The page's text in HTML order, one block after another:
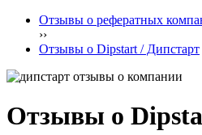
Отзывы о рефератных
››
Отзывы о Dipstart / Дипстарт
Отзывы о